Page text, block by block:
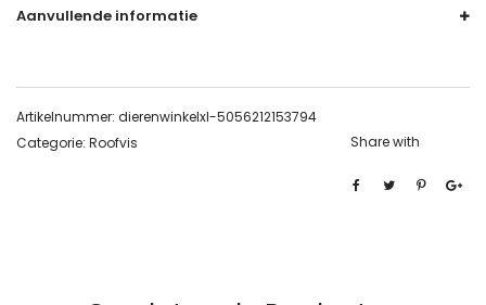
Aanvullende informatie
Artikelnummer: dierenwinkelxl-5056212153794
Categorie: Roofvis Share with